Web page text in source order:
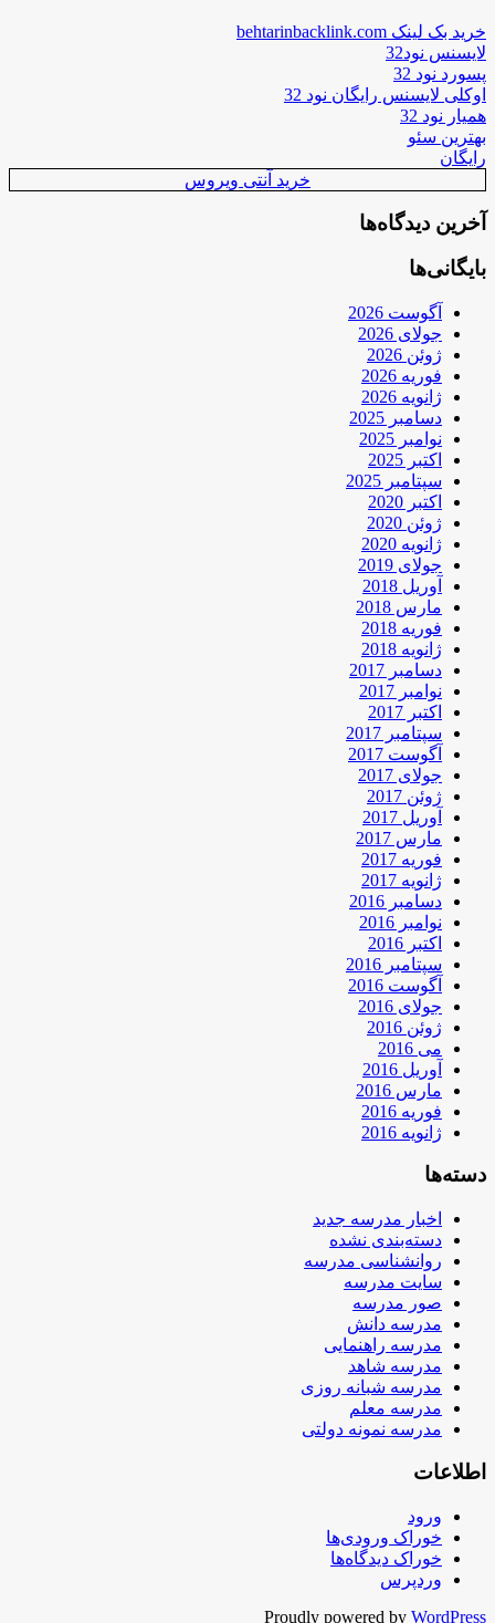
خرید بک لینک behtarinbacklink.com
لایسنس نود32
پسورد نود 32
اوکلی لایسنس رایگان نود 32
همیار نود 32
بهترین سئو
رایگان
خرید آنتی ویروس
آخرین دیدگاه‌ها
بایگانی‌ها
آگوست 2026
جولای 2026
ژوئن 2026
فوریه 2026
ژانویه 2026
دسامبر 2025
نوامبر 2025
اکتبر 2025
سپتامبر 2025
اکتبر 2020
ژوئن 2020
ژانویه 2020
جولای 2019
آوریل 2018
مارس 2018
فوریه 2018
ژانویه 2018
دسامبر 2017
نوامبر 2017
اکتبر 2017
سپتامبر 2017
آگوست 2017
جولای 2017
ژوئن 2017
آوریل 2017
مارس 2017
فوریه 2017
ژانویه 2017
دسامبر 2016
نوامبر 2016
اکتبر 2016
سپتامبر 2016
آگوست 2016
جولای 2016
ژوئن 2016
می 2016
آوریل 2016
مارس 2016
فوریه 2016
ژانویه 2016
دسته‌ها
اخبار مدرسه جدید
دسته‌بندی نشده
روانشناسی مدرسه
سایت مدرسه
صور مدرسه
مدرسه دانش
مدرسه راهنمایی
مدرسه شاهد
مدرسه شبانه روزی
مدرسه معلم
مدرسه نمونه دولتی
اطلاعات
ورود
خوراک ورودی‌ها
خوراک دیدگاه‌ها
وردپرس
Proudly powered by WordPress